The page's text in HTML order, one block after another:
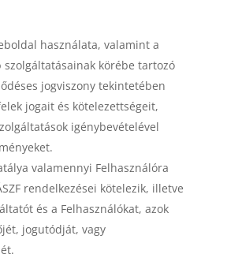
használata, valamint a
szolgáltatásainak körébe tartozó
jogviszony tekintetében
jogait és kötelezettségeit,
igénybevételével
valamennyi Felhasználóra
rendelkezései kötelezik, illetve
és a Felhasználókat, azok
jogutódját, vagy